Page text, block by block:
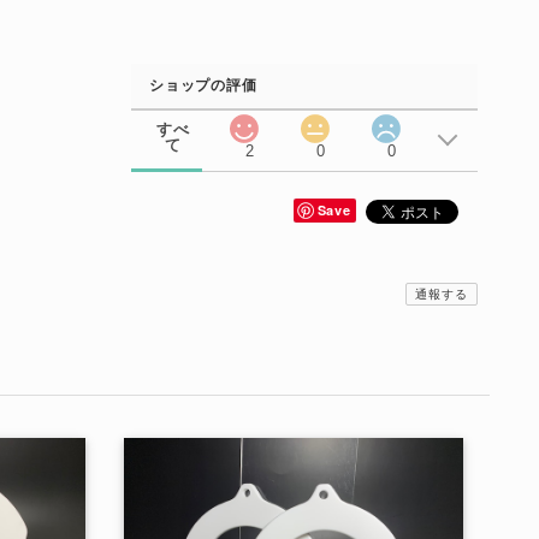
ショップの評価
すべ
て
2 0 0
Save
通報する